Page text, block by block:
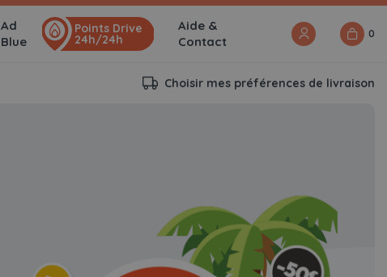
Ad
Blue
Points Drive
24h/24h
Aide &
Contact
0
Choisir mes préférences de livraison